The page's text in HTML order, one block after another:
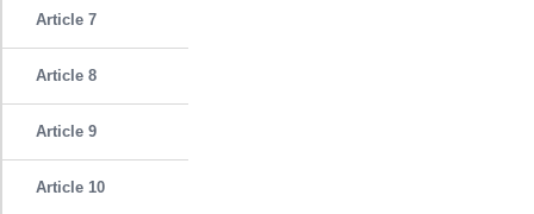
Article 7
Article 8
Article 9
Article 10